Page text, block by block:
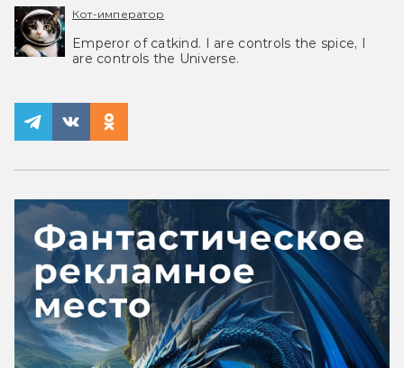
Кот-император
Emperor of catkind. I are controls the spice, I
are controls the Universe.